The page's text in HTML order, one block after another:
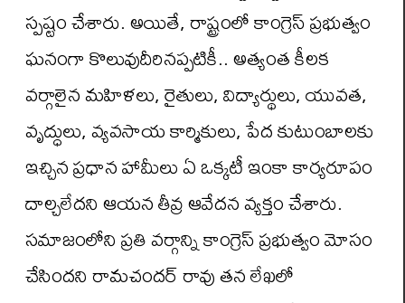
స్పష్టం చేశారు. అయితే, రాష్ట్రంలో కాంగ్రెస్ ప్రభుత్వం
ఘనంగా కొలువుదీరినప్పటికీ.. అత్యంత కీలక
వర్గాలైన మహిళలు, రైతులు, విద్యార్థులు, యువత,
వృద్ధులు, వ్యవసాయ కార్మికులు, పేద కుటుంబాలకు
ఇచ్చిన ప్రధాన హామీలు ఏ ఒక్కటీ ఇంకా కార్యరూపం
దాల్చలేదని ఆయన తీవ్ర ఆవేదన వ్యక్తం చేశారు.
సమాజంలోని ప్రతి వర్గాన్ని కాంగ్రెస్ ప్రభుత్వం మోసం
చేసిందని రామచందర్ రావు తన లేఖలో